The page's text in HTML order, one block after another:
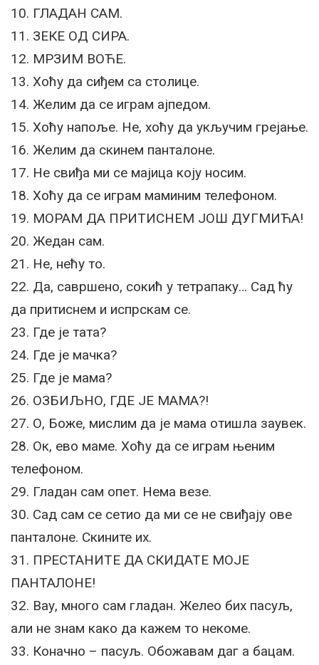
10. ГЛАДАН САМ.
11. ЗЕКЕ ОД СИРА.
12. МРЗИМ ВОЋЕ.
13. Хоћу да сиђем са столице.
14. Желим да се играм ајпедом.
15. Хоћу напоље. Не, хоћу да укључим грејање.
16. Желим да скинем панталоне.
17. Не свиђа ми се мајица коју носим.
18. Хоћу да се играм маминим телефоном.
19. МОРАМ ДА ПРИТИСНЕМ ЈОШ ДУГМИЋА!
20. Жедан сам.
21. Не, нећу то.
22. Да, савршено, сокић у тетрапаку… Сад ћу
да притиснем и испрскам се.
23. Где је тата?
24. Где је мачка?
25. Где је мама?
26. ОЗБИЉНО, ГДЕ ЈЕ МАМА?!
27. О, Боже, мислим да је мама отишла заувек.
28. Ок, ево маме. Хоћу да се играм њеним
телефоном.
29. Гладан сам опет. Нема везе.
30. Сад сам се сетио да ми се не свиђају ове
панталоне. Скините их.
31. ПРЕСТАНИТЕ ДА СКИДАТЕ МОЈЕ
ПАНТАЛОНЕ!
32. Вау, много сам гладан. Желео бих пасуљ,
али не знам како да кажем то некоме.
33. Коначно – пасуљ. Обожавам даг а бацам.